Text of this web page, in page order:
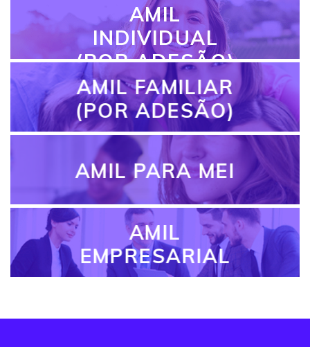
AMIL
INDIVIDUAL
(POR ADESÃO)
AMIL FAMILIAR
(POR ADESÃO)
AMIL PARA MEI
AMIL
EMPRESARIAL